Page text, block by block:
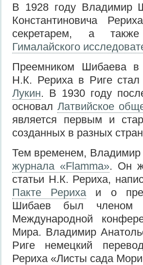
В 1928 году Владимир
Константиновича
секретарем, а
Гималайского
Преемником Шибаева в
Н.К. Рериха в Риге
Лукин. В 1930 году
основал Латвийское
является первым и
созданных в разных
Тем временем, Владимир
журнала «Flamma». Он
статьи Н.К. Рериха,
Пакте Рериха и о
Шибаев был членом
Международной
Мира. Владимир
Риге немецкий
Рериха «Листы сада